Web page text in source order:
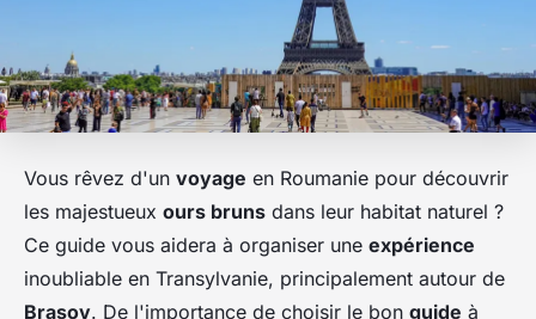
Vous rêvez d'un voyage en Roumanie pour découvrir
les majestueux ours bruns dans leur habitat naturel ?
Ce guide vous aidera à organiser une expérience
inoubliable en Transylvanie, principalement autour de
Brașov. De l'importance de choisir le bon guide à